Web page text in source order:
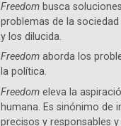
Freedom busca
problemas de la sociedad
y los dilucida.
Freedom aborda los
la política.
Freedom eleva la
humana. Es sinónimo de
precisos y responsables